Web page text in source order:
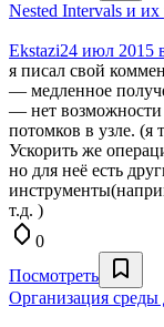
Nested Intervals и
Ekstazi24 июл 2015
я писал свой
— медленное
— нет возможности
потомков в узле. (я
Ускорить же
но для неё есть
т.д. )
0
Посмотреть
Организация среды